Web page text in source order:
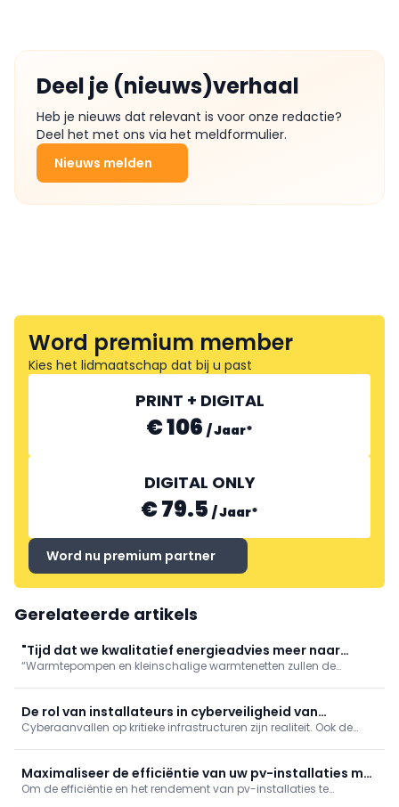
Deel je (nieuws)verhaal
Heb je nieuws dat relevant is voor onze redactie?
Deel het met ons via het meldformulier.
Nieuws melden
Word premium member
Kies het lidmaatschap dat bij u past
PRINT + DIGITAL
€ 106 /Jaar*
DIGITAL ONLY
€ 79.5 /Jaar*
Word nu premium partner
Gerelateerde artikels
"Tijd dat we kwalitatief energieadvies meer naar
waarde schatten"
“Warmtepompen en kleinschalige warmtenetten zullen de
maximaal comfort en rendement zijn een correcte
dimensionering, inregeling en
De rol van installateurs in cyberveiligheid van
zonnestroom
Cyberaanvallen op kritieke infrastructuren zijn realiteit. Ook de
elektriciens en installateurs, niet enkel voor IT-specialisten.
Maximaliseer de efficiëntie van uw pv-installaties met
thermografie
Om de efficiëntie en het rendement van pv-installaties te